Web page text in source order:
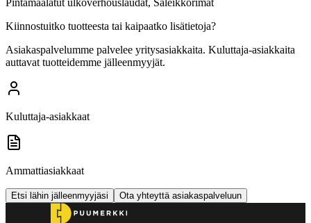
Kiinnostuitko tuotteesta tai kaipaatko lisätietoja?
Asiakaspalvelumme palvelee yritysasiakkaita. Kuluttaja-asiakkaita
auttavat tuotteidemme jälleenmyyjät.
Kuluttaja-asiakkaat
Ammattiasiakkaat
Etsi lähin jälleenmyyjäsi Ota yhteyttä asiakaspalveluun